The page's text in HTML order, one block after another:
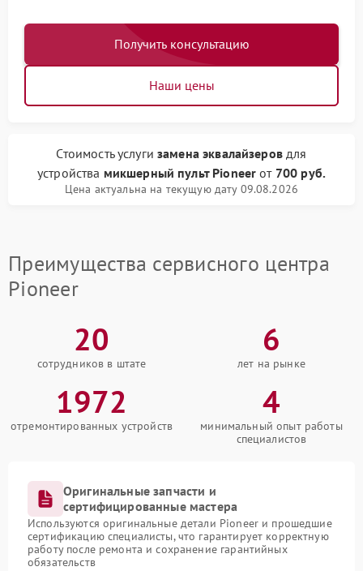
Получить консультацию
Наши цены
Стоимость услугизамена эквалайзеровдля
устройства микшерный пульт Pioneer от 700 руб.
Цена актуальна на текущую дату 09.08.2026
Преимущества сервисного центра
Pioneer
20
сотрудников в штате
6
лет на рынке
1972
отремонтированных устройств
4
минимальный опыт работы
специалистов
Оригинальные запчасти и
сертифицированные мастера
Используются оригинальные детали Pioneer и прошедшие
сертификацию специалисты, что гарантирует корректную
работу после ремонта и сохранение гарантийных
обязательств